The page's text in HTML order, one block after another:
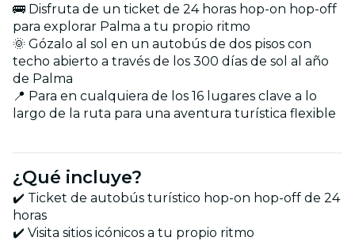
🚌 Disfruta de un ticket de 24 horas hop-on hop-off
para explorar Palma a tu propio ritmo
🌞 Gózalo al sol en un autobús de dos pisos con
techo abierto a través de los 300 días de sol al año
de Palma
📍 Para en cualquiera de los 16 lugares clave a lo
largo de la ruta para una aventura turística flexible
¿Qué incluye?
✔️ Ticket de autobús turístico hop-on hop-off de 24
horas
✔️ Visita sitios icónicos a tu propio ritmo